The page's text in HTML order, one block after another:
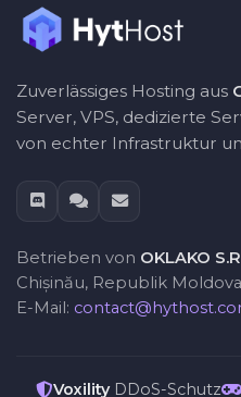
Zuverlässiges Hosting aus
Server, VPS, dedizierte
von echter Infrastruktur
Betrieben von OKLAKO
Chișinău, Republik Moldova
E-Mail:
VoxilityDDoS-Schutz